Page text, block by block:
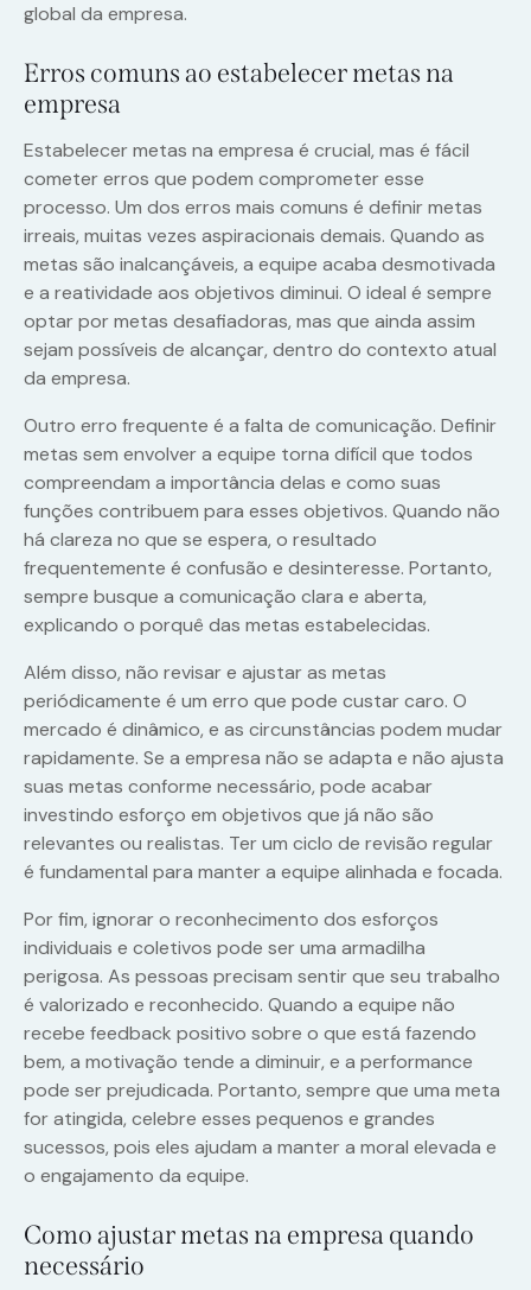
global da empresa.
Erros comuns ao estabelecer metas na
empresa
Estabelecer metas na empresa é crucial, mas é fácil
cometer erros que podem comprometer esse
processo. Um dos erros mais comuns é definir metas
irreais, muitas vezes aspiracionais demais. Quando as
metas são inalcançáveis, a equipe acaba desmotivada
e a reatividade aos objetivos diminui. O ideal é sempre
optar por metas desafiadoras, mas que ainda assim
sejam possíveis de alcançar, dentro do contexto atual
da empresa.
Outro erro frequente é a falta de comunicação. Definir
metas sem envolver a equipe torna difícil que todos
compreendam a importância delas e como suas
funções contribuem para esses objetivos. Quando não
há clareza no que se espera, o resultado
frequentemente é confusão e desinteresse. Portanto,
sempre busque a comunicação clara e aberta,
explicando o porquê das metas estabelecidas.
Além disso, não revisar e ajustar as metas
periódicamente é um erro que pode custar caro. O
mercado é dinâmico, e as circunstâncias podem mudar
rapidamente. Se a empresa não se adapta e não ajusta
suas metas conforme necessário, pode acabar
investindo esforço em objetivos que já não são
relevantes ou realistas. Ter um ciclo de revisão regular
é fundamental para manter a equipe alinhada e focada.
Por fim, ignorar o reconhecimento dos esforços
individuais e coletivos pode ser uma armadilha
perigosa. As pessoas precisam sentir que seu trabalho
é valorizado e reconhecido. Quando a equipe não
recebe feedback positivo sobre o que está fazendo
bem, a motivação tende a diminuir, e a performance
pode ser prejudicada. Portanto, sempre que uma meta
for atingida, celebre esses pequenos e grandes
sucessos, pois eles ajudam a manter a moral elevada e
o engajamento da equipe.
Como ajustar metas na empresa quando
necessário